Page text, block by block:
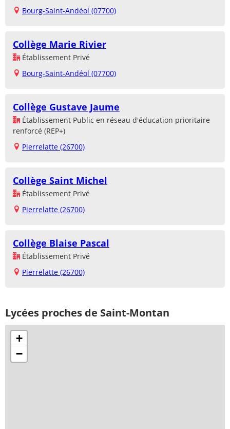
Bourg-Saint-Andéol (07700)
Collège Marie Rivier
Établissement Privé
Bourg-Saint-Andéol (07700)
Collège Gustave Jaume
Établissement Public en réseau d'éducation prioritaire
renforcé (REP+)
Pierrelatte (26700)
Collège Saint Michel
Établissement Privé
Pierrelatte (26700)
Collège Blaise Pascal
Établissement Privé
Pierrelatte (26700)
Lycées proches de Saint-Montan
+
−